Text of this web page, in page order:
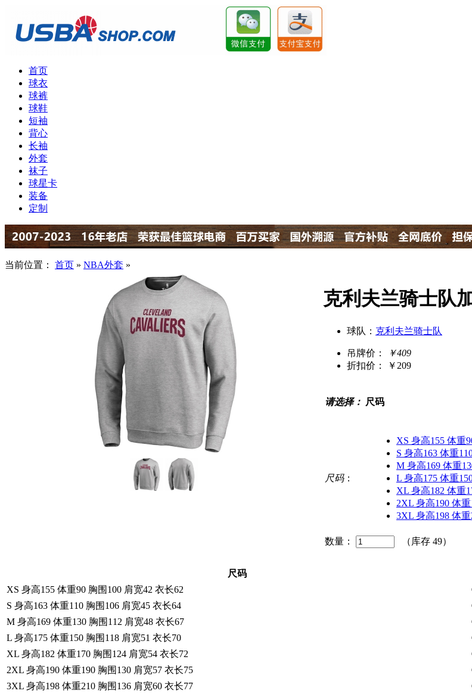
首页
球衣
球裤
球鞋
短袖
背心
长袖
外套
袜子
球星卡
装备
定制
当前位置： 首页 » NBA外套 »
克利夫兰骑士队
球队： 克利夫兰骑士队
吊牌价：
￥409
折扣价：
￥209
请选择： 尺码
尺码：
XS 身高155 体重
S 身高163 体重
M 身高169 体重
L 身高175 体重
XL 身高182 体重
2XL 身高190 体
3XL 身高198 体
数量： （库存 49）
尺码
XS 身高155 体重90 胸围100 肩宽42 衣长62
S 身高163 体重110 胸围106 肩宽45 衣长64
M 身高169 体重130 胸围112 肩宽48 衣长67
L 身高175 体重150 胸围118 肩宽51 衣长70
XL 身高182 体重170 胸围124 肩宽54 衣长72
2XL 身高190 体重190 胸围130 肩宽57 衣长75
3XL 身高198 体重210 胸围136 肩宽60 衣长77